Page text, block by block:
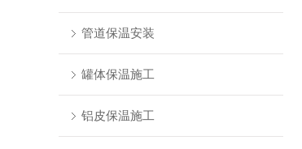
管道保温安装
罐体保温施工
铝皮保温施工